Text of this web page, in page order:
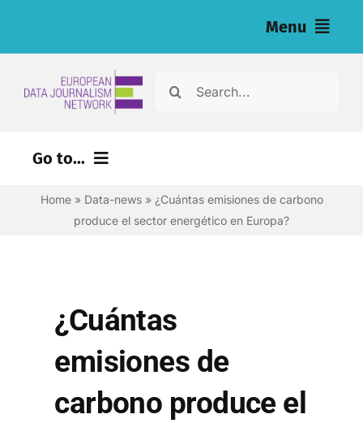
Menu
Search
Go to...
Home» Data-news» ¿Cuántas emisiones de carbono
produce el sector energético en Europa?
¿Cuántas
emisiones de
carbono produce el